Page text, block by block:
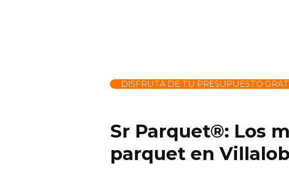
DISFRUTA DE TU PRESUPUESTO
Sr Parquet®: Los
parquet en